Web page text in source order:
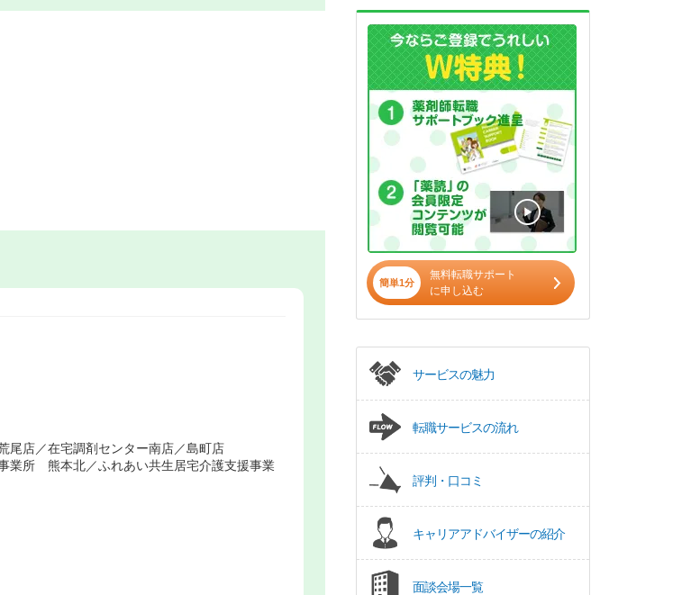
尾店／在宅調剤センター南店／島町店
業所 熊本北／ふれあい共生居宅介護支援事業
簡単1分
無料転職サポート
に申し込む
サービスの魅力
転職サービスの流れ
評判・口コミ
キャリアアドバイザーの紹介
面談会場一覧